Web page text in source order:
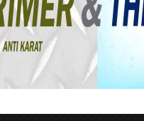
di 52 kecamatan
Jeneponto, Maros,
Bantaeng.